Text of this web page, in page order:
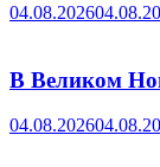
04.08.2026
В Великом
04.08.2026